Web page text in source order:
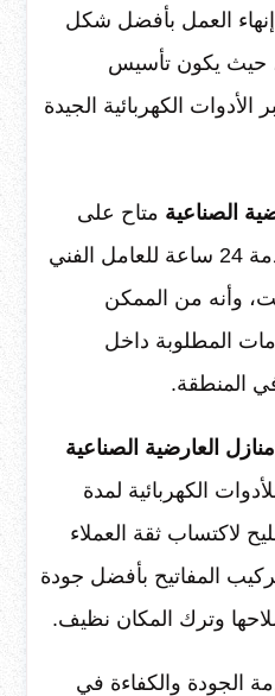
العمل بأفضل شكل
حيث يكون تأسيس
الكهربائية الجيدة
الصناعية متاح على
مدار اليوم بسبب توفر خدمة 24 ساعة للعامل الفني
وأنه من الممكن
المطلوبة داخل
المنطقة.
العارضية الصناعية
الكهربائية لمدة
لاكتساب ثقة العملاء
المفاتيح بأفضل جودة
وترك المكان نظيف.
الجودة والكفاءة في